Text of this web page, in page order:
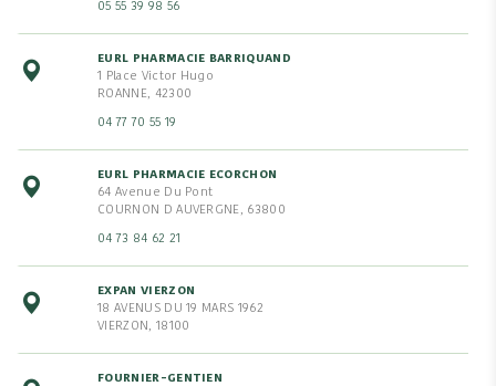
05 55 39 98 56
EURL PHARMACIE BARRIQUAND
1 Place Victor Hugo
ROANNE, 42300
04 77 70 55 19
EURL PHARMACIE ECORCHON
64 Avenue Du Pont
COURNON D AUVERGNE, 63800
04 73 84 62 21
EXPAN VIERZON
18 AVENUS DU 19 MARS 1962
VIERZON, 18100
FOURNIER-GENTIEN